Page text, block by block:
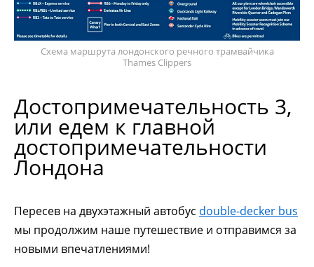
Схема маршрута лондонского речного трамвайчика
Thames Clippers
Достопримечательность 3,
или едем к главной
достопримечательности
Лондона
Пересев на двухэтажный автобус double-decker bus
мы продолжим наше путешествие и отправимся за
новыми впечатлениями!